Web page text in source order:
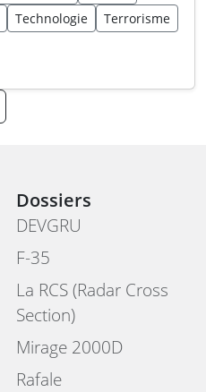
Technologie
Terrorisme
Dossiers
DEVGRU
F-35
La RCS (Radar Cross
Section)
Mirage 2000D
Rafale